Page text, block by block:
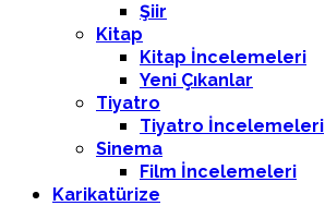
Şiir
Kitap
Kitap İncelemeleri
Yeni Çıkanlar
Tiyatro
Tiyatro İncelemeleri
Sinema
Film İncelemeleri
Karikatürize